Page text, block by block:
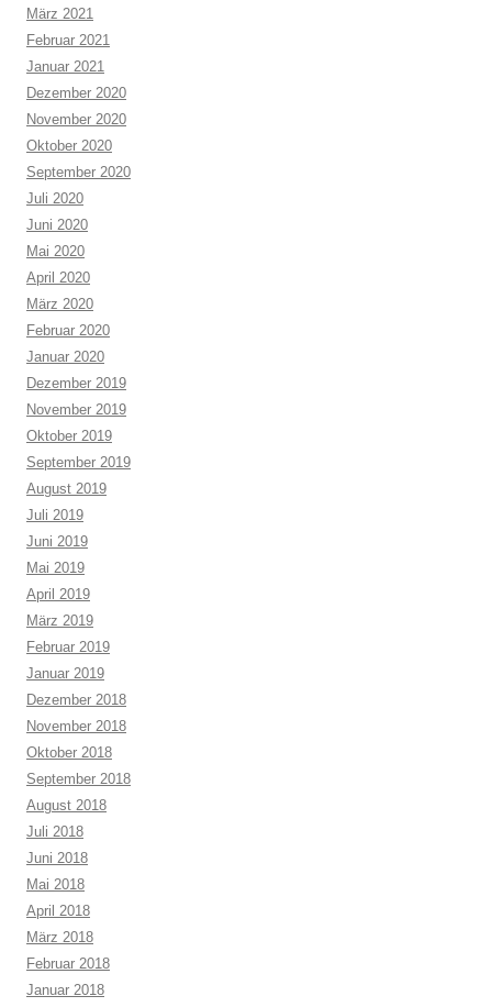
März 2021
Februar 2021
Januar 2021
Dezember 2020
November 2020
Oktober 2020
September 2020
Juli 2020
Juni 2020
Mai 2020
April 2020
März 2020
Februar 2020
Januar 2020
Dezember 2019
November 2019
Oktober 2019
September 2019
August 2019
Juli 2019
Juni 2019
Mai 2019
April 2019
März 2019
Februar 2019
Januar 2019
Dezember 2018
November 2018
Oktober 2018
September 2018
August 2018
Juli 2018
Juni 2018
Mai 2018
April 2018
März 2018
Februar 2018
Januar 2018